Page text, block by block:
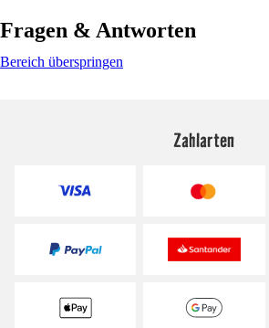
Fragen & Antworten
Bereich überspringen
Zahlarten